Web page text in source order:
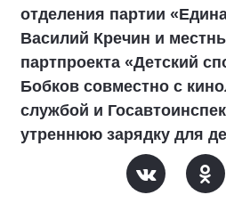
отделения партии
Василий Кречин и
партпроекта «Детский
Бобков совместно с
службой и
утреннюю зарядку для